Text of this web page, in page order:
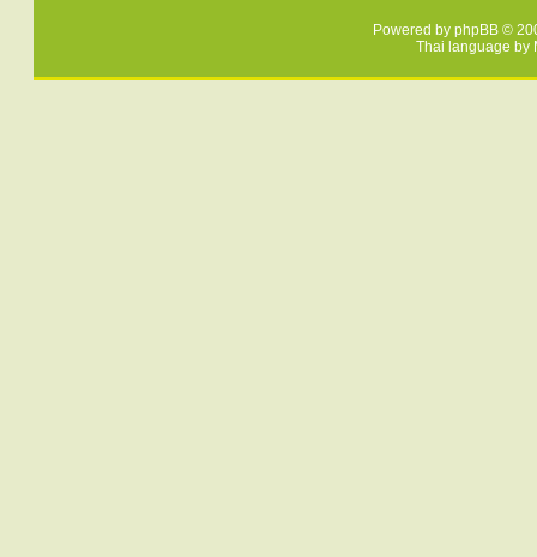
Powered by phpBB ©
Thai language by